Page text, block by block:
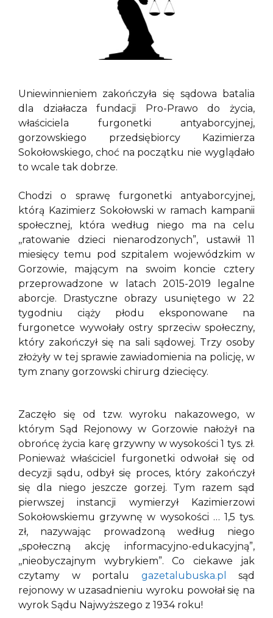
Uniewinnieniem zakończyła się sądowa batalia
dla działacza fundacji Pro-Prawo do życia,
właściciela furgonetki antyaborcyjnej,
gorzowskiego przedsiębiorcy Kazimierza
Sokołowskiego, choć na początku nie wyglądało
to wcale tak dobrze.
Chodzi o sprawę furgonetki antyaborcyjnej,
którą Kazimierz Sokołowski w ramach kampanii
społecznej, która według niego ma na celu
,,ratowanie dzieci nienarodzonych”, ustawił 11
miesięcy temu pod szpitalem wojewódzkim w
Gorzowie, mającym na swoim koncie cztery
przeprowadzone w latach 2015-2019 legalne
aborcje. Drastyczne obrazy usuniętego w 22
tygodniu ciąży płodu eksponowane na
furgonetce wywołały ostry sprzeciw społeczny,
który zakończył się na sali sądowej. Trzy osoby
złożyły w tej sprawie zawiadomienia na policję, w
tym znany gorzowski chirurg dziecięcy.
Zaczęło się od tzw. wyroku nakazowego, w
którym Sąd Rejonowy w Gorzowie nałożył na
obrońcę życia karę grzywny w wysokości 1 tys. zł.
Ponieważ właściciel furgonetki odwołał się od
decyzji sądu, odbył się proces, który zakończył
się dla niego jeszcze gorzej. Tym razem sąd
pierwszej instancji wymierzył Kazimierzowi
Sokołowskiemu grzywnę w wysokości … 1,5 tys.
zł, nazywając prowadzoną według niego
,,społeczną akcję informacyjno-edukacyjną”,
,,nieobyczajnym wybrykiem”. Co ciekawe jak
czytamy w portalu gazetalubuska.pl
sąd
rejonowy w uzasadnieniu wyroku powołał się na
wyrok Sądu Najwyższego z 1934 roku!